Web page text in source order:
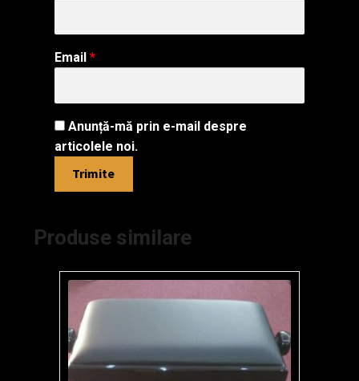
Demo Piane/Pianine
Email *
Anunță-mă prin e-mail despre
articolele noi.
Produse similare